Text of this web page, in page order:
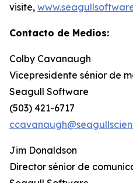
visite,
Contacto de Medios:
Colby Cavanaugh
Vicepresidente sénior de
Seagull Software
(503) 421-6717
Jim Donaldson
Director sénior de